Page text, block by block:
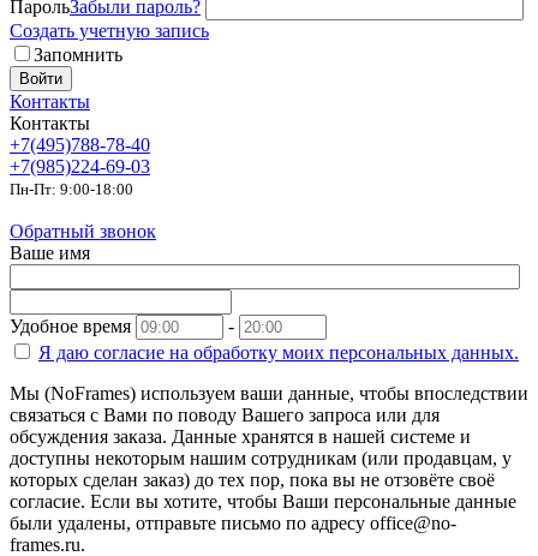
ПарольЗабыли пароль?
Создать учетную запись
Запомнить
Войти
Контакты
Контакты
+7(495)788-78-40
+7(985)224-69-03
Пн-Пт: 9:00-18:00
Обратный звонок
Ваше имя
Удобное время
-
Я даю согласие на обработку моих персональных данных.
Мы (NoFrames) используем ваши данные, чтобы впоследствии
связаться с Вами по поводу Вашего запроса или для
обсуждения заказа. Данные хранятся в нашей системе и
доступны некоторым нашим сотрудникам (или продавцам, у
которых сделан заказ) до тех пор, пока вы не отзовёте своё
согласие. Если вы хотите, чтобы Ваши персональные данные
были удалены, отправьте письмо по адресу office@no-
frames.ru.